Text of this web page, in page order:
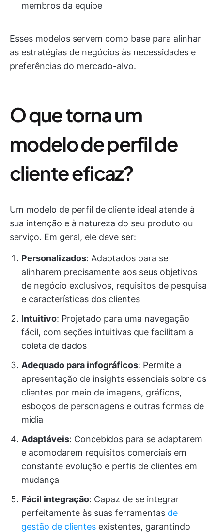
membros da equipe
Esses modelos servem como base para alinhar
as estratégias de negócios às necessidades e
preferências do mercado-alvo.
O que torna um
modelo de perfil de
cliente eficaz?
Um modelo de perfil de cliente ideal atende à
sua intenção e à natureza do seu produto ou
serviço. Em geral, ele deve ser:
Personalizados: Adaptados para se
alinharem precisamente aos seus objetivos
de negócio exclusivos, requisitos de pesquisa
e características dos clientes
Intuitivo: Projetado para uma navegação
fácil, com seções intuitivas que facilitam a
coleta de dados
Adequado para infográficos: Permite a
apresentação de insights essenciais sobre os
clientes por meio de imagens, gráficos,
esboços de personagens e outras formas de
mídia
Adaptáveis: Concebidos para se adaptarem
e acomodarem requisitos comerciais em
constante evolução e perfis de clientes em
mudança
Fácil integração: Capaz de se integrar
perfeitamente às suas ferramentas de
gestão de clientes existentes, garantindo